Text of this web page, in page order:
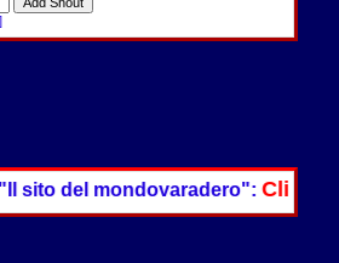
Clicca QUI